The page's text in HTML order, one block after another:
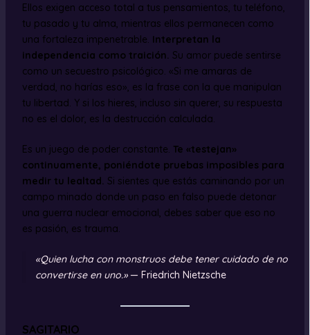
Ellos exigen acceso total a tus pensamientos, tu teléfono,
tu pasado y tu alma, mientras ellos permanecen como
una fortaleza impenetrable. Interpretan la
independencia como traición. Su amor puede sentirse
como un secuestro psicológico. «Si me amaras de
verdad, no harías eso», es la frase con la que manipulan
tu libertad. Y si los hieres, incluso sin querer, su respuesta
no es el dolor, es la destrucción calculada.
Es un juego de poder constante. Te «testejan»
continuamente, poniéndote pruebas imposibles para
medir tu lealtad. Si sientes que estás caminando por un
campo minado donde un paso en falso puede detonar
una guerra nuclear emocional, debes saber que eso no
es pasión, es trauma.
«Quien lucha con monstruos debe tener cuidado de no
convertirse en uno.»— Friedrich Nietzsche
SAGITARIO